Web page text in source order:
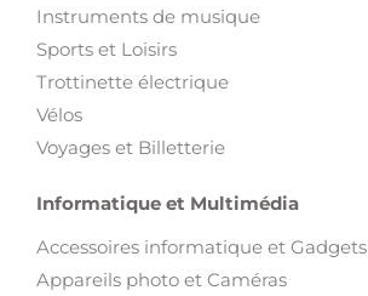
Instruments de musique
Sports et Loisirs
Trottinette électrique
Vélos
Voyages et Billetterie
Informatique et Multimédia
Accessoires informatique et Gadgets
Appareils photo et Caméras